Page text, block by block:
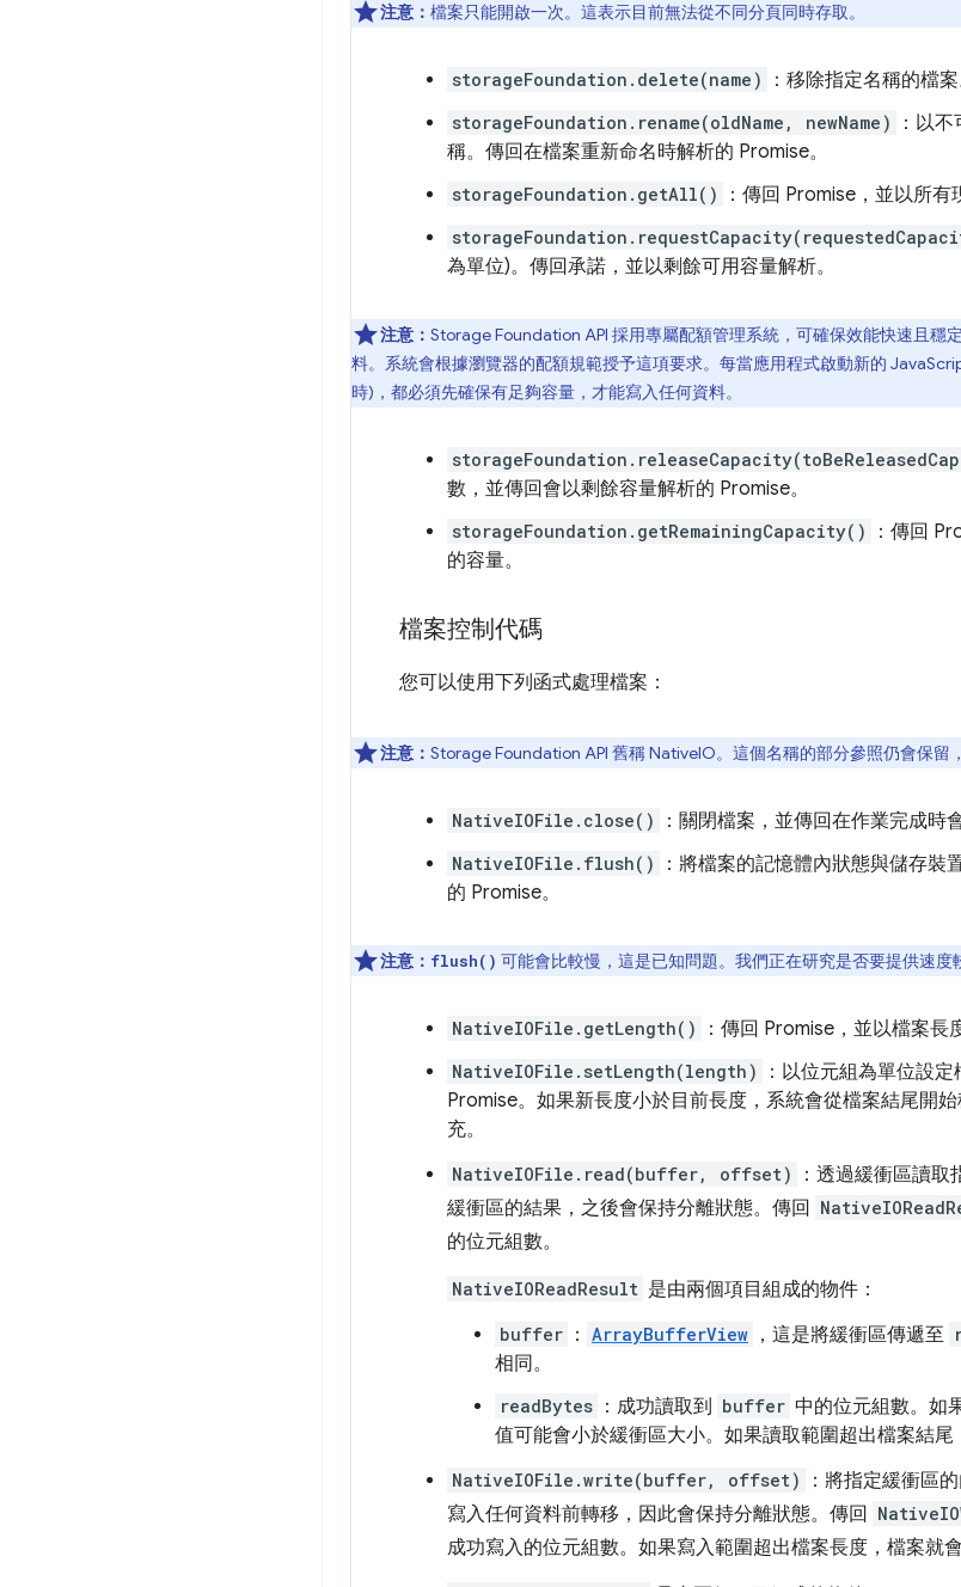
注意： 檔案只能開啟一次。這表示目前無法從不同分頁同時存取。
storageFoundation.delete(name) ：移除指定名稱的檔
storageFoundation.rename(oldName, newName)
：以
稱。傳回在檔案重新命名時解析的 Promise。
storageFoundation.getAll() ：傳回 Promise，並以所有
為單位)。傳回承諾，並以剩餘可用容量解析。
注意： Storage Foundation API 採用專屬配額管理系統，可確保效能快速且穩
料。系統會根據瀏覽器的配額規範授予這項要求。每當應用程式啟動新的
時)，都必須先確保有足夠容量，才能寫入任何資料。
數，並傳回會以剩餘容量解析的 Promise。
storageFoundation.getRemainingCapacity()
：傳回
的容量。
檔案控制代碼
您可以使用下列函式處理檔案：
注意： Storage Foundation API 舊稱 NativeIO。這個名稱的部分參照仍會保留
NativeIOFile.close() ：關閉檔案，並傳回在作業完成時
NativeIOFile.flush()
：將檔案的記憶體內狀態與儲存
的 Promise。
注意： flush() 可能會比較慢，這是已知問題。我們正在研究是否要提供速度
NativeIOFile.getLength() ：傳回 Promise，並以檔案長
NativeIOFile.setLength(length)
：以位元組為單位設
Promise。如果新長度小於目前長度，系統會從檔案結尾開
充。
NativeIOFile.read(buffer, offset)
：透過緩衝區讀
緩衝區的結果，之後會保持分離狀態。傳回
的位元組數。
NativeIOReadResult 是由兩個項目組成的物件：
buffer ： ArrayBufferView ，這是將緩衝區傳遞至
相同。
readBytes ：成功讀取到 buffer 中的位元組數。如
值可能會小於緩衝區大小。如果讀取範圍超出檔案結尾
NativeIOFile.write(buffer, offset)
：將指定緩衝區
寫入任何資料前轉移，因此會保持分離狀態。傳回
成功寫入的位元組數。如果寫入範圍超出檔案長度，檔案就會